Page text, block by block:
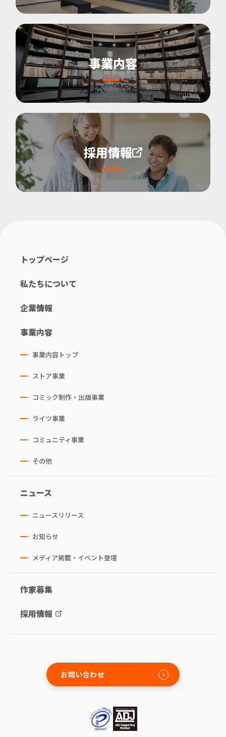
事業内容
採用情報
トップページ
私たちについて
企業情報
事業内容
事業内容トップ
ストア事業
コミック制作・出版事業
ライツ事業
コミュニティ事業
その他
ニュース
ニュースリリース
お知らせ
メディア掲載・イベント登壇
作家募集
採用情報
お問い合わせ